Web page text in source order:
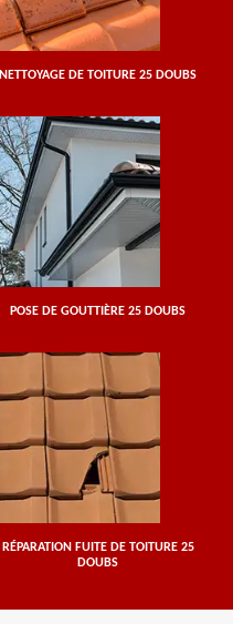
NETTOYAGE DE TOITURE 25 DOUBS
POSE DE GOUTTIÈRE 25 DOUBS
RÉPARATION FUITE DE TOITURE 25
DOUBS